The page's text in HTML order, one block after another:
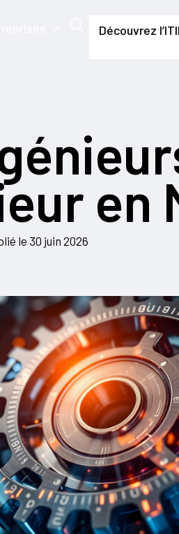
Découvrez
en
le 30 juin 2026